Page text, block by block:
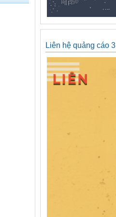
Liên hệ quảng cáo 3